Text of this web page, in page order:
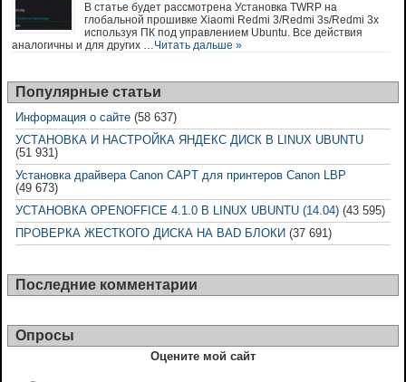
В статье будет рассмотрена Установка TWRP на
глобальной прошивке Xiaomi Redmi 3/Redmi 3s/Redmi 3x
используя ПК под управлением Ubuntu. Все действия
аналогичны и для других …Читать дальше »
Популярные статьи
Информация о сайте (58 637)
УСТАНОВКА И НАСТРОЙКА ЯНДЕКС ДИСК В LINUX UBUNTU
(51 931)
Установка драйвера Canon CAPT для принтеров Canon LBP
(49 673)
УСТАНОВКА OPENOFFICE 4.1.0 В LINUX UBUNTU (14.04) (43 595)
ПРОВЕРКА ЖЕСТКОГО ДИСКА НА BAD БЛОКИ (37 691)
Последние комментарии
Опросы
Оцените мой сайт